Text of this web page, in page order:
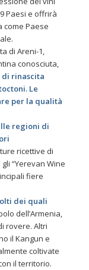
Paesi e offrirà
come Paese
di Areni-1,
conosciuta,
di rinascita
Le
per la qualità
regioni di
ricettive di
“Yerevan Wine
fiere
dei quali
dell’Armenia,
rovere. Altri
il Kangun e
coltivate
il territorio.